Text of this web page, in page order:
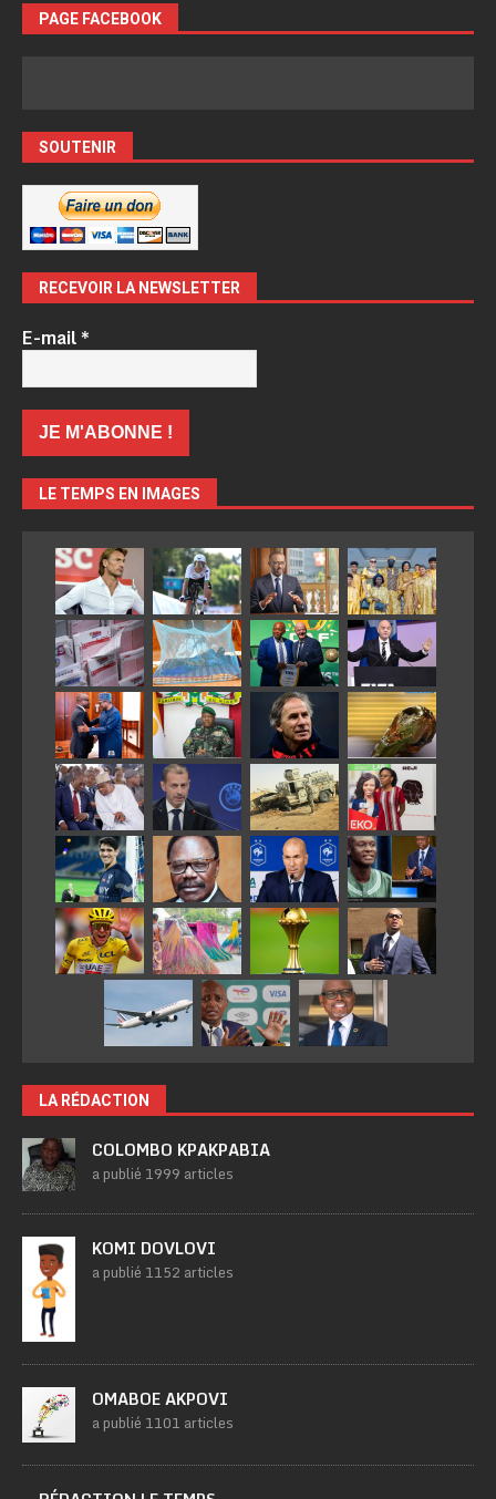
PAGE FACEBOOK
SOUTENIR
RECEVOIR LA NEWSLETTER
E-mail*
LE TEMPS EN IMAGES
LA RÉDACTION
COLOMBO KPAKPABIA
a publié 1999 articles
KOMI DOVLOVI
a publié 1152 articles
OMABOE AKPOVI
a publié 1101 articles